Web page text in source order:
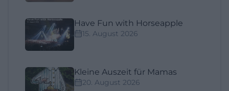
Have Fun with Horseapple
15. August 2026
Kleine Auszeit für Mamas
20. August 2026